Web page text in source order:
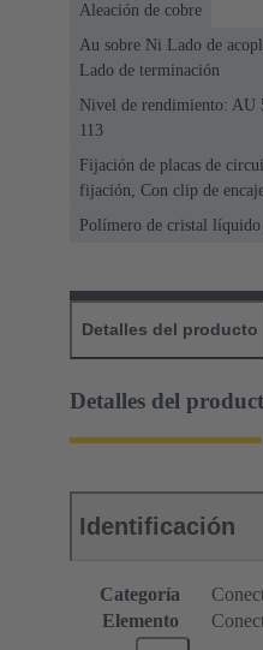
Aleación de cobre
Au sobre Ni Lado de
Lado de terminación
Nivel de rendimiento: AU
113
Fijación de placas de
fijación, Con clip de
Polímero de cristal
Detalles del producto
Detalles del
Identificación
Categoría
Elemento